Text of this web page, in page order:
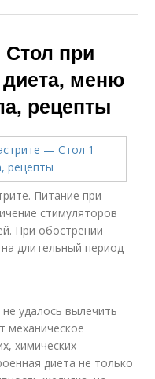
при
меню
рецепты
Питание при
стимуляторов
При обострении
длительный период
удалось вылечить
механическое
химических
диета не только